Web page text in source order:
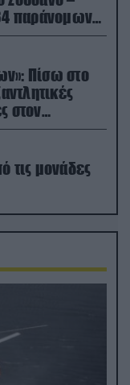
παράνομων
Πίσω στο
τις μονάδες